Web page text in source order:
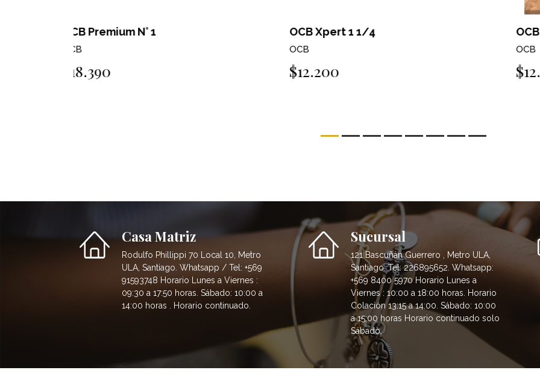
OCB Xpert 1 1/4
OCB
$12.200
OCB organic 1 1 /4
OCB
$12.200
Casa Matriz
Rodulfo Phillippi 70 Local 10, Metro
ULA, Santiago. Whatsapp / Tel: +569
91593748 Horario Lunes a Viernes :
09:30 a 17:50 horas. Sábado: 10:00 a
14:00 horas . Horario continuado.
Sucursal
121 Bascuñán Guerrero , Metro ULA,
Santiago. Tel: 226895652. Whatsapp:
+569 8400 5970 Horario Lunes a
Viernes : 10:00 a 18:00 horas. Horario
Colación 13:15 a 14:00. Sábado: 10:00
a 15:00 horas Horario continuado solo
Sábado.